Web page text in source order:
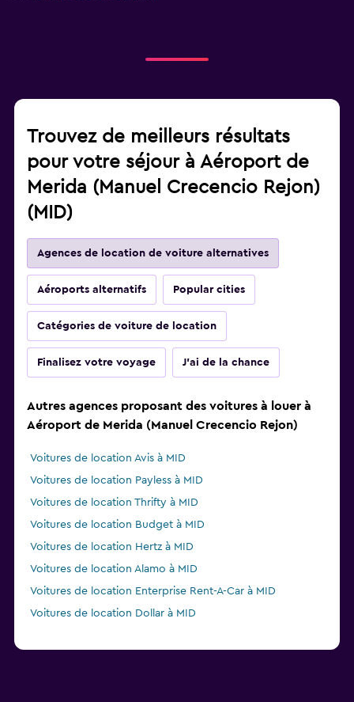
Trouvez de meilleurs résultats
pour votre séjour à Aéroport de
Merida (Manuel Crecencio Rejon)
(MID)
Agences de location de voiture alternatives
Aéroports alternatifs Popular cities
Catégories de voiture de location
Finalisez votre voyage J'ai de la chance
Autres agences proposant des voitures à louer à
Aéroport de Merida (Manuel Crecencio Rejon)
Voitures de location Avis à MID
Voitures de location Payless à MID
Voitures de location Thrifty à MID
Voitures de location Budget à MID
Voitures de location Hertz à MID
Voitures de location Alamo à MID
Voitures de location Enterprise Rent-A-Car à MID
Voitures de location Dollar à MID